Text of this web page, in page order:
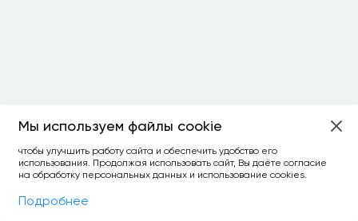
Фильтры
Мы используем файлы cookie
чтобы улучшить работу сайта и обеспечить удобство его
использования. Продолжая использовать сайт, Вы даёте согласие
на обработку персональных данных и использование cookies.
Подробнее
ОСТАЛОСЬ:
уточнить фильтр сравнить топ-3
спросить ИИ